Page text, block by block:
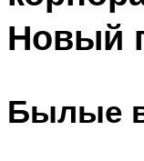
Новый
Былые